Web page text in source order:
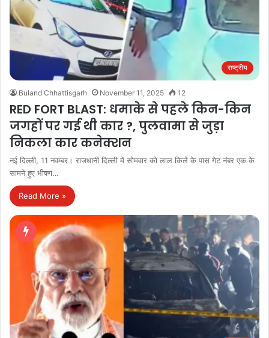
राष्ट्रीय
Buland Chhattisgarh November 11, 2025 12
RED FORT BLAST: धमाके से पहले किन-किन
जगहों पर गई थी कार ?, पुलवामा से जुड़ा
निकला कार कनेक्शन
नई दिल्ली, 11 नवम्बर। राजधानी दिल्ली में सोमवार को लाल किले के पास गेट नंबर एक के
सामने हुए भीषण…
Read More »